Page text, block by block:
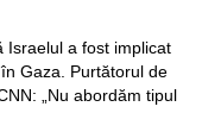
Israelul a fost implicat
Gaza. Purtătorul de
„Nu abordăm tipul